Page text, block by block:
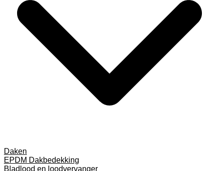
Daken
EPDM Dakbedekking
Bladlood en loodvervanger